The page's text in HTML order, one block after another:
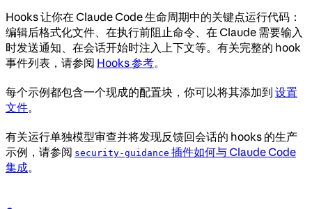
Hooks 让你在 Claude Code 生命周期中的关键点运行代码：
编辑后格式化文件、在执行前阻止命令、在 Claude 需要输入
时发送通知、在会话开始时注入上下文等。有关完整的 hook
事件列表，请参阅 Hooks 参考。
每个示例都包含一个现成的配置块，你可以将其添加到 设置
文件。
有关运行单独模型审查并将发现反馈回会话的 hooks 的生产
示例，请参阅 security-guidance 插件如何与 Claude Code
集成。